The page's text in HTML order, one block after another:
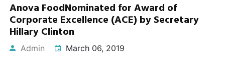
Anova FoodNominated for Award of
Corporate Excellence (ACE) by Secretary
Hillary Clinton
Admin March 06, 2019